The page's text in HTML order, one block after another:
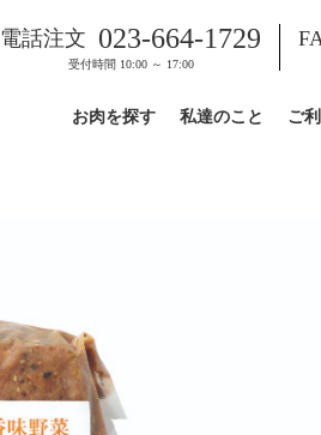
電話注文 023-664-1729
受付時間 10:00 ～ 17:00
お肉を探す 私達のこと ご